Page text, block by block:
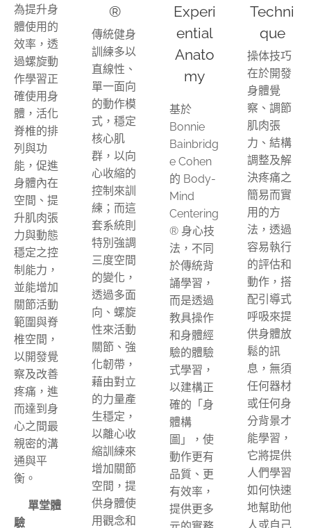
為提升身
體使用的
效率，透
過螺旋動
作學習正
確使用身
體，活化
脊椎的排
列與功
能，促進
身體內在
空間、提
升肌肉張
力與動態
穩定之控
制能力，
並能增加
關節活動
範圍與脊
椎空間，
以開發覺
察及改善
疼痛，進
而達到身
心之間最
親密的溝
通與平
衡。
✅單堂體
驗
®
傳統健身
訓練多以
直線性、
單一面向
的動作模
式，穩定
核心肌
群，以向
心收縮的
控制來訓
練；而這
套系統則
特別強調
三度空間
的變化，
透過多面
向、螺旋
性來活動
關節、強
化韌帶，
藉由對立
的力量產
生穩定，
以離心收
縮訓練來
增加關節
空間，提
供身體使
用觀念和
Experi
ential
Anato
my
基於
Bonnie
Bainbridg
e Cohen
的 Body-
Mind
Centering
® 身心技
法，不同
於傳統背
誦學習，
而是透過
教具操作
和身體經
驗的體驗
式學習，
以建構正
確的「身
體構
圖」，使
動作更有
品質、更
有效率，
提供更多
Techni
que
操体技巧
在於開發
身體覺
察、調節
肌肉張
力、結構
調整及解
決疼痛之
簡易而實
用的方
法，透過
容易執行
的評估和
動作，搭
配引導式
呼吸來提
供身體放
鬆的訊
息，無須
任何器材
或任何身
分背景才
能學習，
它將提供
人們學習
如何快速
地幫助他
人或自己